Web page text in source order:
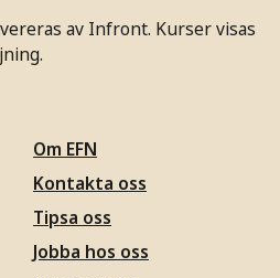
av Infront. Kurser visas
Om EFN
Kontakta oss
Tipsa oss
Jobba hos oss